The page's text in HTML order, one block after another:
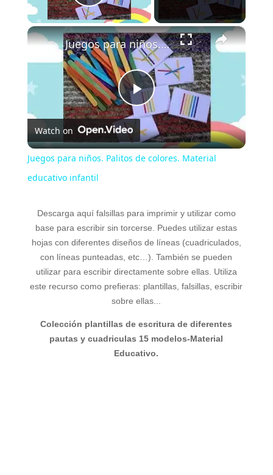
Play Video
×
P
l
y
V
i
d
e
Juegos para niños. Palitos de colores. Material educativo infantil
Watch on
Juegos para niños. Palitos de colores. Material
educativo infantil
Descarga aquí falsillas para imprimir y utilizar como
base para escribir sin torcerse. Puedes utilizar estas
hojas con diferentes diseños de líneas (cuadriculados,
con líneas punteadas, etc…). También se pueden
utilizar para escribir directamente sobre ellas. Utiliza
este recurso como prefieras: plantillas, falsillas, escribir
sobre ellas...
Colección plantillas de escritura de diferentes
pautas y cuadriculas 15 modelos-Material
Educativo.